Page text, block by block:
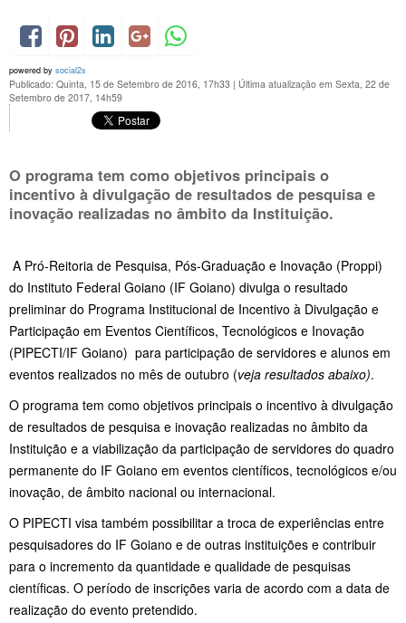
powered by social2s
Publicado: Quinta, 15 de Setembro de 2016, 17h33 | Última atualização em Sexta, 22 de
Setembro de 2017, 14h59
O programa tem como objetivos principais o
incentivo à divulgação de resultados de pesquisa e
inovação realizadas no âmbito da Instituição.
A Pró-Reitoria de Pesquisa, Pós-Graduação e Inovação (Proppi)
do Instituto Federal Goiano (IF Goiano) divulga o resultado
preliminar do Programa Institucional de Incentivo à Divulgação e
Participação em Eventos Científicos, Tecnológicos e Inovação
(PIPECTI/IF Goiano) para participação de servidores e alunos em
eventos realizados no mês de outubro (veja resultados abaixo).
O programa tem como objetivos principais o incentivo à divulgação
de resultados de pesquisa e inovação realizadas no âmbito da
Instituição e a viabilização da participação de servidores do quadro
permanente do IF Goiano em eventos científicos, tecnológicos e/ou
inovação, de âmbito nacional ou internacional.
O PIPECTI visa também possibilitar a troca de experiências entre
pesquisadores do IF Goiano e de outras instituições e contribuir
para o incremento da quantidade e qualidade de pesquisas
científicas. O período de inscrições varia de acordo com a data de
realização do evento pretendido.